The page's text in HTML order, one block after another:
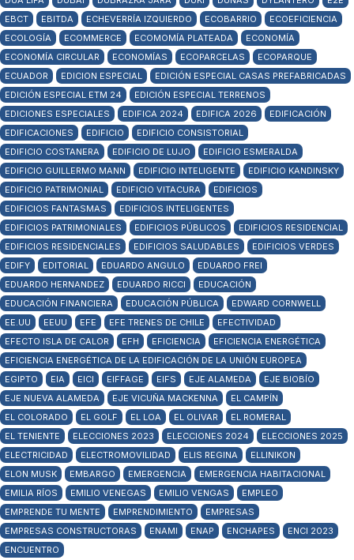
EBCT
EBITDA ECHEVERRÍA IZQUIERDO ECOBARRIO
ECOEFICIENCIA
ECOLOGÍA
ECOMMERCE ECOMOMÍA PLATEADA
ECONOMÍA
ECONOMÍA CIRCULAR
ECONOMÍAS ECOPARCELAS
ECOPARQUE
ECUADOR
EDICION ESPECIAL
EDICIÓN ESPECIAL CASAS PREFABRICADAS
EDICIÓN ESPECIAL ETM 24
EDICIÓN ESPECIAL TERRENOS
EDICIONES ESPECIALES
EDIFICA 2024 EDIFICA 2026
EDIFICACIÓN
EDIFICACIONES
EDIFICIO
EDIFICIO CONSISTORIAL
EDIFICIO COSTANERA
EDIFICIO DE LUJO
EDIFICIO ESMERALDA
EDIFICIO GUILLERMO MANN
EDIFICIO INTELIGENTE
EDIFICIO KANDINSKY
EDIFICIO PATRIMONIAL
EDIFICIO VITACURA
EDIFICIOS
EDIFICIOS FANTASMAS
EDIFICIOS INTELIGENTES
EDIFICIOS PATRIMONIALES
EDIFICIOS PÚBLICOS
EDIFICIOS RESIDENCIAL
EDIFICIOS RESIDENCIALES
EDIFICIOS SALUDABLES
EDIFICIOS VERDES
EDIFY
EDITORIAL EDUARDO ANGULO
EDUARDO FREI
EDUARDO HERNANDEZ
EDUARDO RICCI
EDUCACIÓN
EDUCACIÓN FINANCIERA
EDUCACIÓN PÚBLICA
EDWARD CORNWELL
EE.UU
EEUU EFE EFE TRENES DE CHILE
EFECTIVIDAD
EFECTO ISLA DE CALOR
EFH EFICIENCIA
EFICIENCIA ENERGÉTICA
EFICIENCIA ENERGÉTICA DE LA EDIFICACIÓN DE LA UNIÓN EUROPEA
EGIPTO
EIA EICI EIFFAGE EIFS EJE ALAMEDA
EJE BIOBÍO
EJE NUEVA ALAMEDA
EJE VICUÑA MACKENNA
EL CAMPÍN
EL COLORADO
EL GOLF EL LOA EL OLIVAR
EL ROMERAL
EL TENIENTE
ELECCIONES 2023 ELECCIONES 2024
ELECCIONES 2025
ELECTRICIDAD
ELECTROMOVILIDAD ELIS REGINA
ELLINIKON
ELON MUSK
EMBARGO EMERGENCIA
EMERGENCIA HABITACIONAL
EMILIA RÍOS
EMILIO VENEGAS EMILIO VENGAS
EMPLEO
EMPRENDE TU MENTE
EMPRENDIMIENTO
EMPRESAS
EMPRESAS CONSTRUCTORAS
ENAMI ENAP ENCHAPES
ENCI 2023
ENCUENTRO